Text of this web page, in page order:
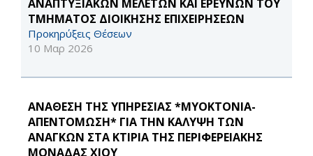
ΑΝΑΠΤΥΞΙΑΚΩΝ ΜΕΛΕΤΩΝ ΚΑΙ ΕΡΕΥΝΩΝ ΤΟΥ
ΤΜΗΜΑΤΟΣ ΔΙΟΙΚΗΣΗΣ ΕΠΙΧΕΙΡΗΣΕΩΝ
Προκηρύξεις Θέσεων
10 Μαρ 2026
ΑΝΑΘΕΣΗ ΤΗΣ ΥΠΗΡΕΣΙΑΣ *ΜΥΟΚΤΟΝΙΑ-
ΑΠΕΝΤΟΜΩΣΗ* ΓΙΑ ΤΗΝ ΚΑΛΥΨΗ ΤΩΝ
ΑΝΑΓΚΩΝ ΣΤΑ ΚΤΙΡΙΑ ΤΗΣ ΠΕΡΙΦΕΡΕΙΑΚΗΣ
ΜΟΝΑΔΑΣ ΧΙΟΥ